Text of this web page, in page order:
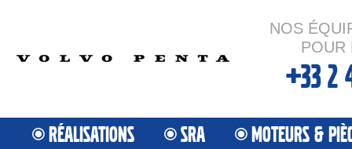
NOS
POUR
+33 2
RÉALISATIONS SRA MOTEURS &